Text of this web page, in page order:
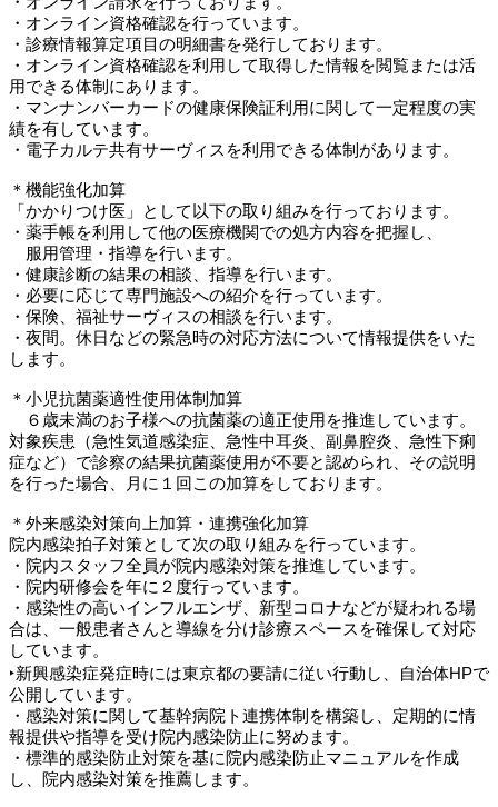
・オンライン資格確認を行っています。
・診療情報算定項目の明細書を発行しております。
・オンライン資格確認を利用して取得した情報を閲覧または活
用できる体制にあります。
・マンナンバーカードの健康保険証利用に関して一定程度の実
績を有しています。
・電子カルテ共有サーヴィスを利用できる体制があります。
＊機能強化加算
「かかりつけ医」として以下の取り組みを行っております。
・薬手帳を利用して他の医療機関での処方内容を把握し、
服用管理・指導を行います。
・健康診断の結果の相談、指導を行います。
・必要に応じて専門施設への紹介を行っています。
・保険、福祉サーヴィスの相談を行います。
・夜間。休日などの緊急時の対応方法について情報提供をいた
します。
＊小児抗菌薬適性使用体制加算
６歳未満のお子様への抗菌薬の適正使用を推進しています。
対象疾患（急性気道感染症、急性中耳炎、副鼻腔炎、急性下痢
症など）で診察の結果抗菌薬使用が不要と認められ、その説明
を行った場合、月に１回この加算をしております。
＊外来感染対策向上加算・連携強化加算
院内感染拍子対策として次の取り組みを行っています。
・院内スタッフ全員が院内感染対策を推進しています。
・院内研修会を年に２度行っています。
・感染性の高いインフルエンザ、新型コロナなどが疑われる場
合は、一般患者さんと導線を分け診療スペースを確保して対応
しています。
‣新興感染症発症時には東京都の要請に従い行動し、自治体HPで
公開しています。
・感染対策に関して基幹病院ト連携体制を構築し、定期的に情
報提供や指導を受け院内感染防止に努めます。
・標準的感染防止対策を基に院内感染防止マニュアルを作成
し、院内感染対策を推薦します。